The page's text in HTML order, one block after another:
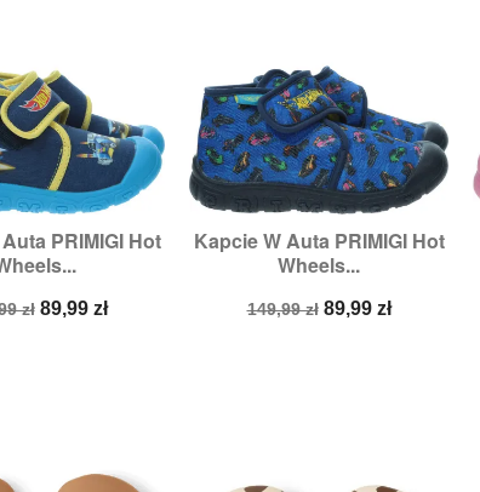
PRIMIGI Hot
zł Cena
89,99 zł
podgląd
24,
Kapcie W Auta PRIMIGI Hot
Wheels...
Cena
149,99 zł Cena
89,99 zł
Szybki podgląd
Rozmiary:24